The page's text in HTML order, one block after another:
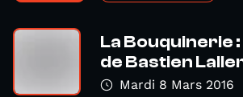
La Bouquinerie
de Bastien
Mardi 8 Mars 2016